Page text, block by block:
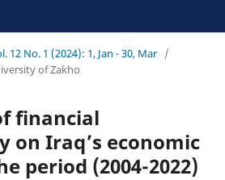
12 No. 1 (2024): 1, Jan - 30, Mar /
of Zakho
financial
on Iraq’s economic
period (2004-2022)